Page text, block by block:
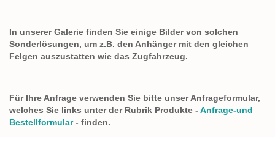
In unserer Galerie finden Sie einige Bilder von solchen
Sonderlösungen, um z.B. den Anhänger mit den gleichen
Felgen auszustatten wie das Zugfahrzeug.
Für Ihre Anfrage verwenden Sie bitte unser Anfrageformular,
welches Sie links unter der Rubrik Produkte - Anfrage-und
Bestellformular- finden.